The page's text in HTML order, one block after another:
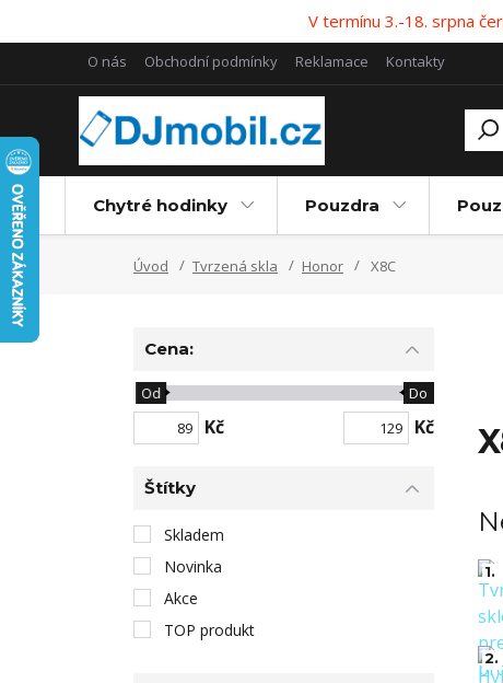
V termínu 3.-18. srpna
O nás Obchodní podmínky Reklamace Kontakty
Chytré hodinky Pouzdra
Úvod Tvrzená skla Honor X8C
1.
2.
Cena:
Kč
Od Do
Kč
Štítky
Skladem
Novinka
Akce
TOP produkt